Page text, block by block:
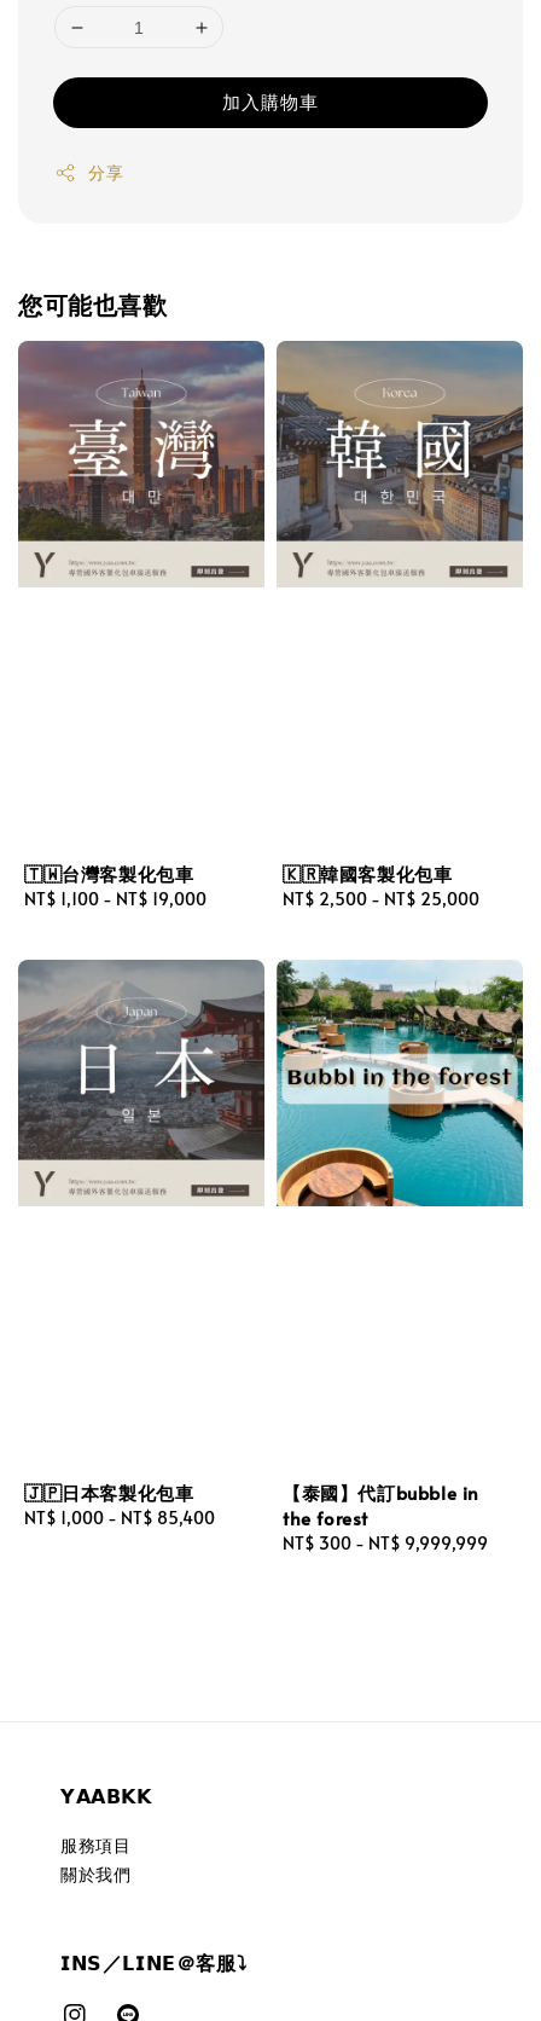
加入購物車
分享
您可能也喜歡
🇹🇼台灣客製化包車
Regular
NT$ 1,100 - NT$ 19,000
🇰🇷韓國客製化包車
Regular
NT$ 2,500 - NT$ 25,000
🇯🇵日本客製化包車
Regular
NT$ 1,000 - NT$ 85,400
【泰國】代訂bubble in
the forest
Regular
NT$ 300 - NT$ 9,999,999
𝗬𝗔𝗔𝗕𝗞𝗞
服務項目
關於我們
𝗜𝗡𝗦／𝗟𝗜𝗡𝗘＠客服⤵︎